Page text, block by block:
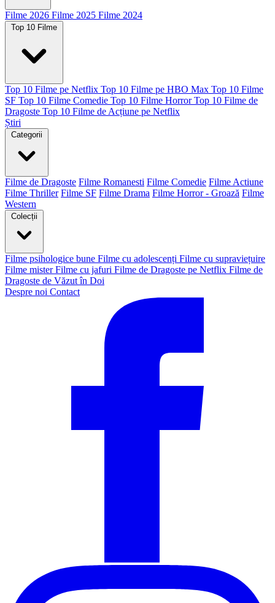
Filme 2026 Filme 2025 Filme 2024
Top 10 Filme
Top 10 Filme pe Netflix Top 10 Filme pe HBO Max Top 10 Filme
SF Top 10 Filme Comedie Top 10 Filme Horror Top 10 Filme de
Dragoste Top 10 Filme de Acțiune pe Netflix
Știri
Categorii
Filme de Dragoste Filme Romanesti Filme Comedie Filme Actiune
Filme Thriller Filme SF Filme Drama Filme Horror - Groază Filme
Western
Colecții
Filme psihologice bune Filme cu adolescenți Filme cu supraviețuire
Filme mister Filme cu jafuri Filme de Dragoste pe Netflix Filme de
Dragoste de Văzut în Doi
Despre noi Contact